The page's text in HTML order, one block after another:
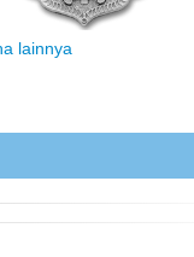
lainnya